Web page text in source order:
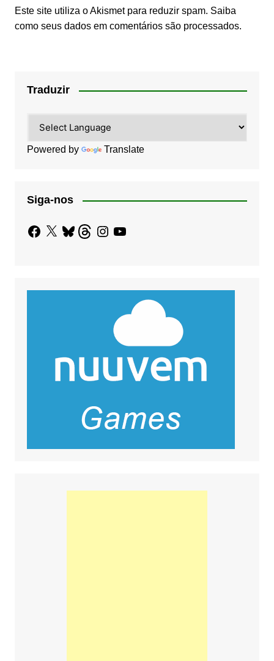
Este site utiliza o Akismet para reduzir spam. Saiba
como seus dados em comentários são processados.
Traduzir
Powered by Translate
Siga-nos
Facebook
X BlueskyThreadsInstagram
YouTube